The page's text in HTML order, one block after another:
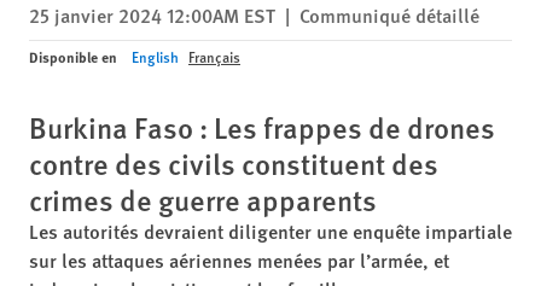
25 janvier 2024 12:00AM EST | Communiqué détaillé
Disponible en English Français
Burkina Faso : Les frappes de drones
contre des civils constituent des
crimes de guerre apparents
Les autorités devraient diligenter une enquête impartiale
sur les attaques aériennes menées par l’armée, et